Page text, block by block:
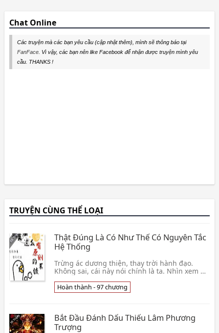
Chat Online
Các truyện mà các bạn yêu cầu (cập nhật thêm), mình sẽ thông báo tại
FanFace. Vì vậy, các bạn nên like Facebook để nhận được truyện mình yêu
cầu. THANKS !
TRUYỆN CÙNG THỂ LOẠI
Thật Đúng Là Có Như Thế Có Nguyên Tắc
Hệ Thống
Trừng ác dương thiện, thay trời hành đạo.
Không sai, cái này nói chính là ta. Nhìn xem hệ
có ban👦 Tả Đoạn Thủ
Hoàn thành - 97 chương
Bắt Đầu Đánh Dấu Thiếu Lâm Phương
Trượng